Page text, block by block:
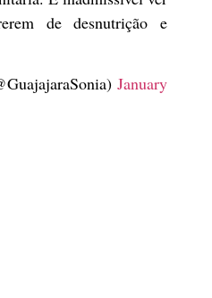
de desnutrição e
January